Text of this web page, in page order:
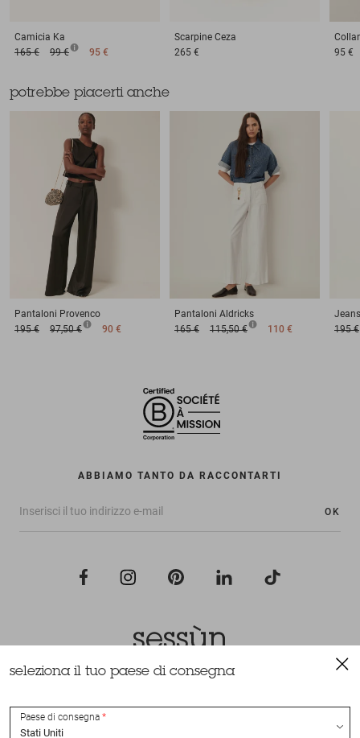
Camicia Ka
165 €
99 € 95 €
Scarpine Ceza
265 €
95 €
potrebbe piacerti anche
Pantaloni Provenco
195 €
97,50 € 90 €
Pantaloni Aldricks
165 €
115,50 € 110 €
Jeans
195 €
ABBIAMO TANTO DA RACCONTARTI
OK
Tutti i diritti riservati Sessùn 2022
seleziona il tuo paese di consegna
Paese di consegna